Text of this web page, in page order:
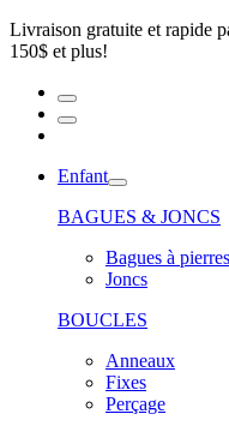
Livraison gratuite et rapide
150$ et plus!
Enfant
BAGUES & JONCS
Bagues à
Joncs
BOUCLES
Anneaux
Fixes
Perçage